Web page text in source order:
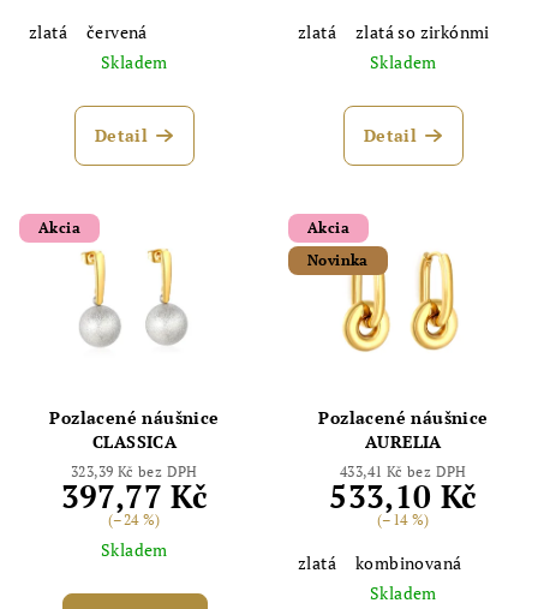
zlatá
červená
Skladem
Detail
zlatá
zlatá so zirkónmi
Skladem
Detail
Akcia
Pozlacené náušnice
CLASSICA
323,39 Kč bez DPH
397,77 Kč
(–24 %)
Skladem
Akcia
Novinka
Pozlacené náušnice
AURELIA
433,41 Kč bez DPH
533,10 Kč
(–14 %)
zlatá
kombinovaná
Skladem